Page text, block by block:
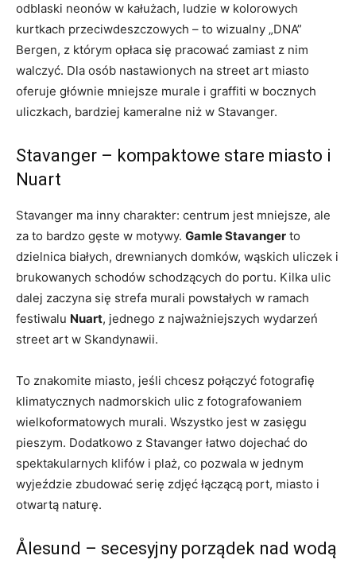
odblaski neonów w kałużach, ludzie w kolorowych
kurtkach przeciwdeszczowych – to wizualny „DNA”
Bergen, z którym opłaca się pracować zamiast z nim
walczyć. Dla osób nastawionych na street art miasto
oferuje głównie mniejsze murale i graffiti w bocznych
uliczkach, bardziej kameralne niż w Stavanger.
Stavanger – kompaktowe stare miasto i
Nuart
Stavanger ma inny charakter: centrum jest mniejsze, ale
za to bardzo gęste w motywy. Gamle Stavanger to
dzielnica białych, drewnianych domków, wąskich uliczek i
brukowanych schodów schodzących do portu. Kilka ulic
dalej zaczyna się strefa murali powstałych w ramach
festiwalu Nuart, jednego z najważniejszych wydarzeń
street art w Skandynawii.
To znakomite miasto, jeśli chcesz połączyć fotografię
klimatycznych nadmorskich ulic z fotografowaniem
wielkoformatowych murali. Wszystko jest w zasięgu
pieszym. Dodatkowo z Stavanger łatwo dojechać do
spektakularnych klifów i plaż, co pozwala w jednym
wyjeździe zbudować serię zdjęć łączącą port, miasto i
otwartą naturę.
Ålesund – secesyjny porządek nad wodą